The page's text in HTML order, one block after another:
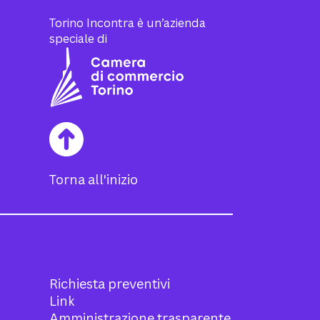
Torino Incontra è un’azienda
speciale di
Torna all'inizio
Richiesta preventivi
Link